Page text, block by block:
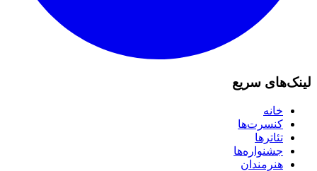
لینک‌های سریع
خانه
کنسرت‌ها
تئاترها
جشنواره‌ها
هنرمندان